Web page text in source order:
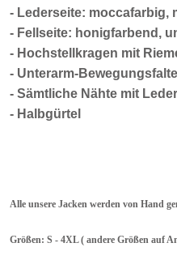
- Lederseite: moccafarbig,
- Fellseite: honigfarbend,
- Hochstellkragen mit
- Unterarm-
- Sämtliche Nähte mit
- Halbgürtel
Alle unsere Jacken werden von Hand
Größen: S - 4XL ( andere Größen auf